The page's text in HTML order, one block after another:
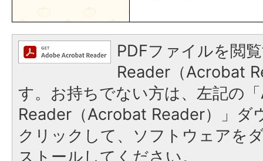
PDFファイルを閲
Reader（Acrobat
す。お持ちでない方は、左記の
Reader（Acrobat Reader）」ダ
クリックして、ソフトウェアを
ストールしてください。